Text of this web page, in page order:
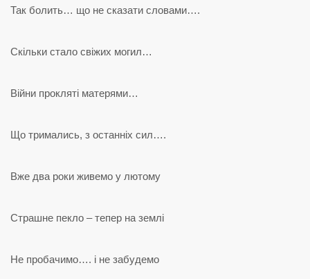
Так болить… що не сказати словами….
Скільки стало свіжих могил…
Війни прокляті матерями…
Що тримались, з останніх сил….
Вже два роки живемо у лютому
Страшне пекло – тепер на землі
Не пробачимо…. і не забудемо